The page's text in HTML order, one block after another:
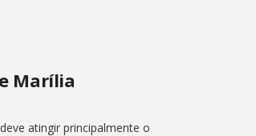
Marília
atingir principalmente o